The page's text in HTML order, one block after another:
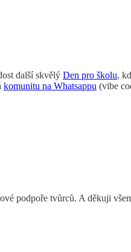
další skvělý Den pro školu,
komunitu na Whatsappu (vibe
podpoře tvůrců. A děkuji